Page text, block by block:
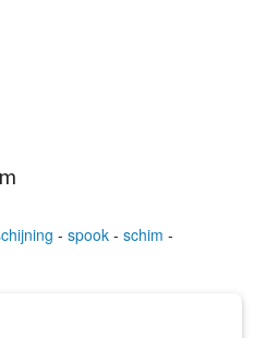
- spook - schim -